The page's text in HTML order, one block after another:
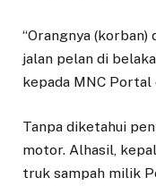
“Orangnya (korban)
jalan pelan di
kepada MNC Portal
Tanpa diketahui
motor. Alhasil,
truk sampah milik